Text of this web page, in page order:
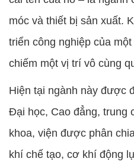
móc và thiết bị sản xuất.
triển công nghiệp của
chiếm một vị trí vô cùng
Hiện tại ngành này được
Đại học, Cao đẳng, trung
khoa, viện được phân
khí chế tạo, cơ khí động